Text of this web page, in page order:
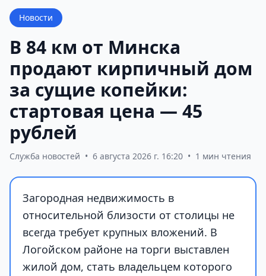
Новости
В 84 км от Минска
продают кирпичный дом
за сущие копейки:
стартовая цена — 45
рублей
Служба новостей • 6 августа 2026 г. 16:20 • 1 мин чтения
Загородная недвижимость в
относительной близости от столицы не
всегда требует крупных вложений. В
Логойском районе на торги выставлен
жилой дом, стать владельцем которого